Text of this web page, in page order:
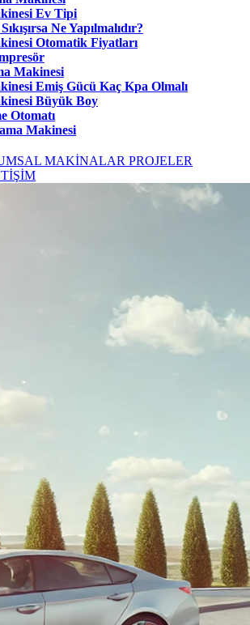
Ev Tipi
Ne Yapılmalıdır?
Otomatik Fiyatları
Makinesi
Emiş Gücü Kaç Kpa Olmalı
Büyük Boy
Otomatı
Makinesi
MAKİNALAR PROJELER